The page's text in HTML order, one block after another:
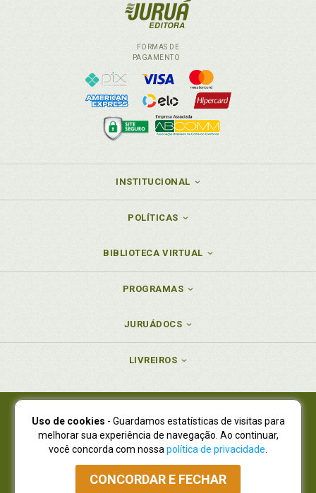
FORMAS DE
PAGAMENTO
INSTITUCIONAL
POLÍTICAS
BIBLIOTECA VIRTUAL
PROGRAMAS
JURUÁDOCS
LIVREIROS
Juruá Editora Ltda., CNPJ 77.535.508/0001-19
Juruá Informática Ltda., CNPJ 01.701.561/0001-80
NOVO ENDEREÇO:R. Flávio Dallegrave, 7665, São Lourenço |
Curitiba - Paraná - CEP 82210-310
Atendimento: (41) 4009-3900|Vendas Atacado: (41) 4009-3939
Uso de cookies - Guardamos estatísticas de visitas para
melhorar sua experiência de navegação. Ao continuar,
você concorda com nossa política de privacidade
CONCORDAR E FECHAR